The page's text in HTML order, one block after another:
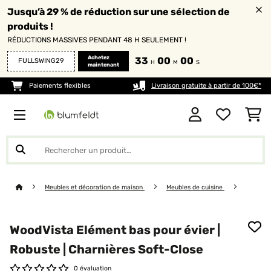
Jusqu’à 29 % de réduction sur une sélection de
produits !
RÉDUCTIONS MASSIVES PENDANT 48 H SEULEMENT !
FULLSWING29
Achetez
maintenant
33 H 00 M 00 S
Paiements flexibles Livraison gratuite à partir de 100€*
Meubles et décoration de maison Meubles de cuisine
WoodVista Elément bas pour évier |
Robuste | Charnières Soft-Close
0 évaluation